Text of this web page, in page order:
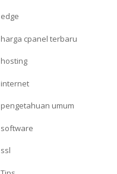
edge
harga cpanel terbaru
hosting
internet
pengetahuan umum
software
ssl